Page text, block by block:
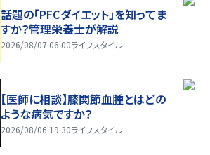
話題の「PFCダイエット」を知ってま
すか？管理栄養士が解説
2026/08/07 06:00ライフスタイル
【医師に相談】膝関節血腫とはどの
ような病気ですか？
2026/08/06 19:30ライフスタイル